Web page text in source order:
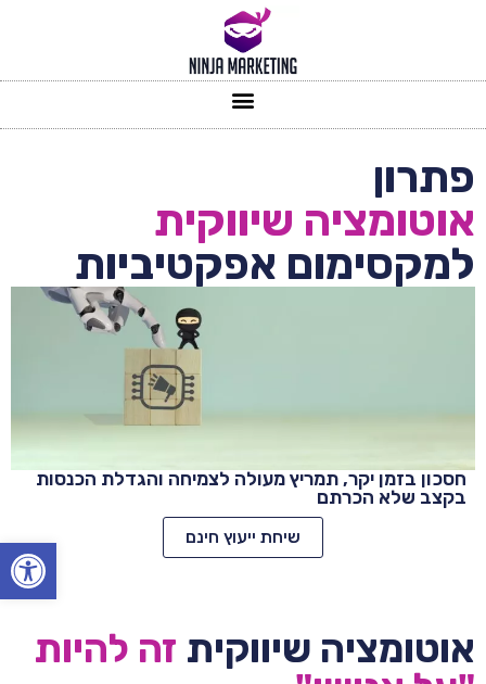
Open toolbar
פתרון
אוטומציה שיווקית
למקסימום אפקטיביות
חסכון בזמן יקר, תמריץ מעולה לצמיחה והגדלת הכנסות
בקצב שלא הכרתם
שיחת ייעוץ חינם
אוטומציה שיווקית זה להיות